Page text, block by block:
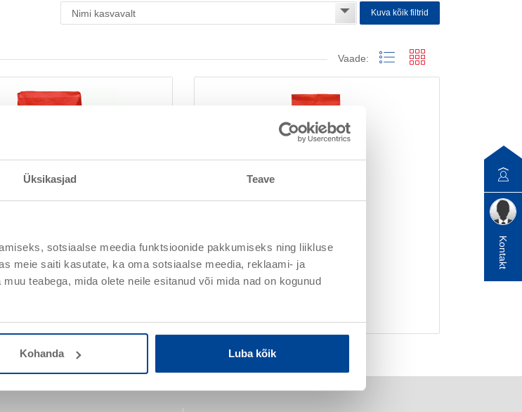
Üksikasjad Teave
sotsiaalse meedia funktsioonide pakkumiseks ning liikluse
meie saiti kasutate, ka oma sotsiaalse meedia, reklaami- ja
teabega, mida olete neile esitanud või mida nad on kogunud
Kohanda Luba kõik
Kuva kõik filtrid
Vaade:
eelpritsemört Mineraalne peenkrohv Kontakt